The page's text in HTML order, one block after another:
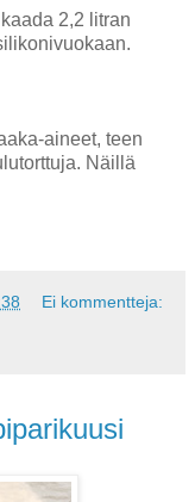
2,2 litran
aineet, teen
Näillä
Ei kommentteja: